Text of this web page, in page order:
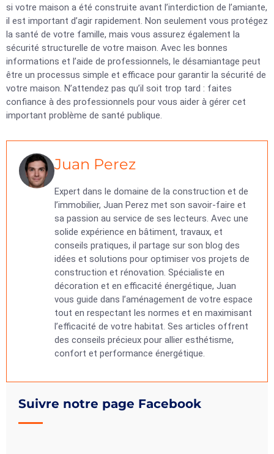
Suivre notre page Facebook
si votre maison a été construite avant l’interdiction de l’amiante,
il est important d’agir rapidement. Non seulement vous protégez
la santé de votre famille, mais vous assurez également la
sécurité structurelle de votre maison. Avec les bonnes
informations et l’aide de professionnels, le désamiantage peut
être un processus simple et efficace pour garantir la sécurité de
votre maison. N’attendez pas qu’il soit trop tard : faites
confiance à des professionnels pour vous aider à gérer cet
important problème de santé publique.
Juan Perez
Expert dans le domaine de la construction et de
l’immobilier, Juan Perez met son savoir-faire et
sa passion au service de ses lecteurs. Avec une
solide expérience en bâtiment, travaux, et
conseils pratiques, il partage sur son blog des
idées et solutions pour optimiser vos projets de
construction et rénovation. Spécialiste en
décoration et en efficacité énergétique, Juan
vous guide dans l’aménagement de votre espace
tout en respectant les normes et en maximisant
l’efficacité de votre habitat. Ses articles offrent
des conseils précieux pour allier esthétisme,
confort et performance énergétique.